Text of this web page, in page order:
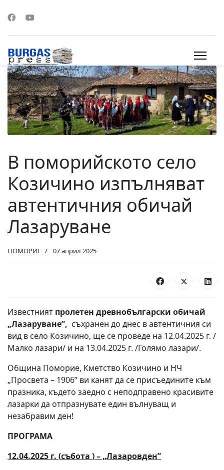
В поморийското село
Козичино изпълняват
автентичния обичай
Лазаруване
ПОМОРИЕ 07 април 2025
Известният пролетен древнобългарски обичай
„Лазаруване”, съхранен до днес в автентичния си
вид в село Козичино, ще се проведе на 12.04.2025 г. /
Малко лазари/ и на 13.04.2025 г. /Голямо лазари/.
Община Поморие, Кметство Козичино и НЧ
„Просвета – 1906” ви канят да се присъедините към
празника, където заедно с неподправено красивите
лазарки да отпразнувате един вълнуващ и
незабравим ден!
ПРОГРАМА
12.04.2025 г. (събота )– „Лазаровден”